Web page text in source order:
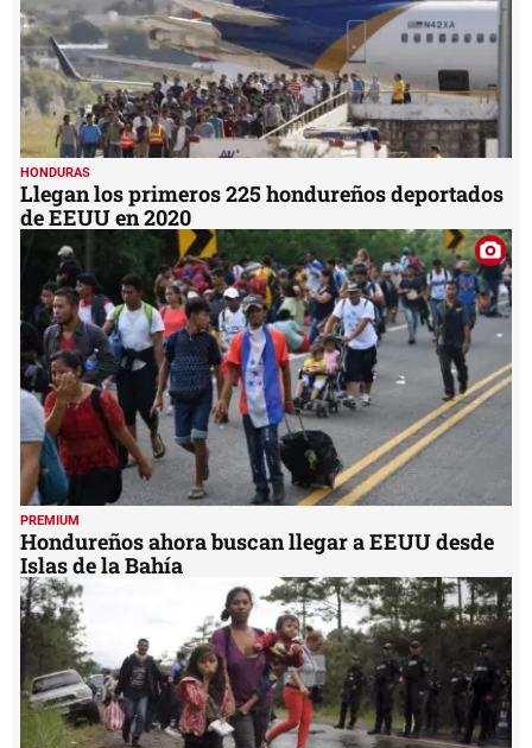
HONDURAS
Llegan los primeros 225 hondureños deportados
de EEUU en 2020
PREMIUM
Hondureños ahora buscan llegar a EEUU desde
Islas de la Bahía